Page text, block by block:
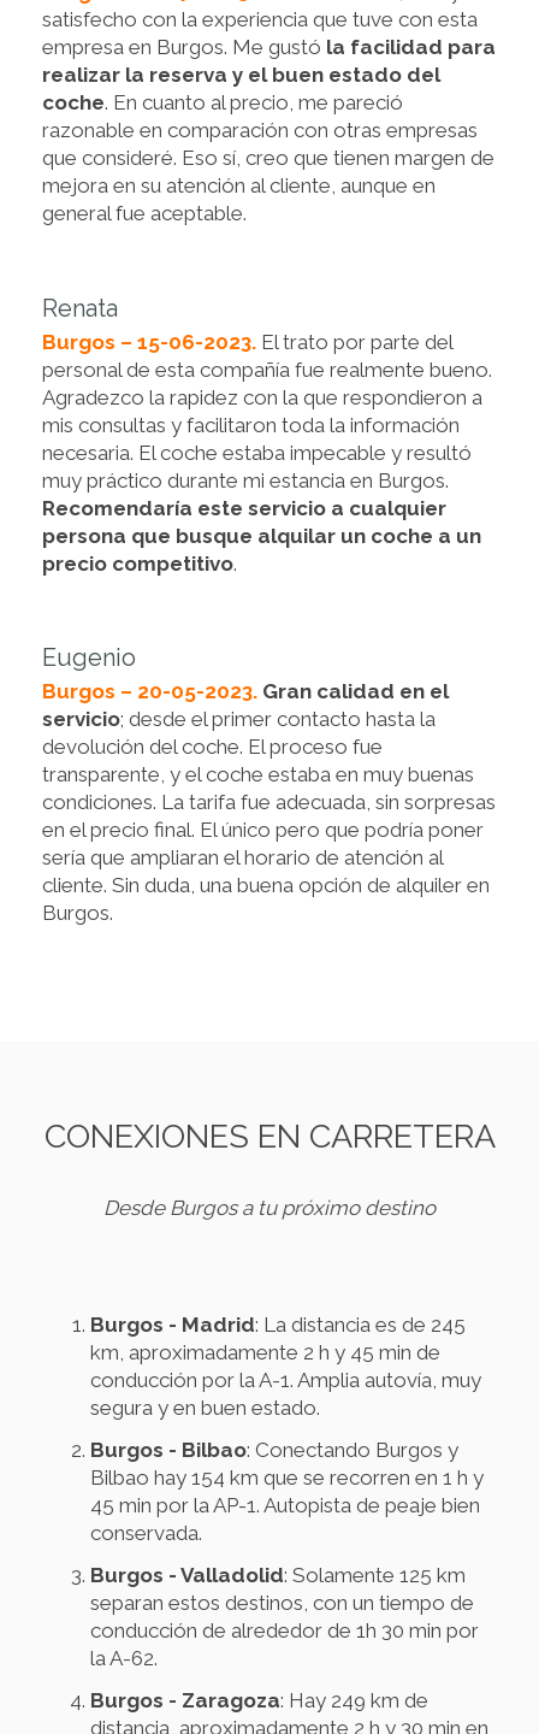
satisfecho con la experiencia que tuve con esta
empresa en Burgos. Me gustó la facilidad para
realizar la reserva y el buen estado del
coche. En cuanto al precio, me pareció
razonable en comparación con otras empresas
que consideré. Eso sí, creo que tienen margen de
mejora en su atención al cliente, aunque en
general fue aceptable.
Renata
Burgos – 15-06-2023. El trato por parte del
personal de esta compañía fue realmente bueno.
Agradezco la rapidez con la que respondieron a
mis consultas y facilitaron toda la información
necesaria. El coche estaba impecable y resultó
muy práctico durante mi estancia en Burgos.
Recomendaría este servicio a cualquier
persona que busque alquilar un coche a un
precio competitivo.
Eugenio
Burgos – 20-05-2023. Gran calidad en el
servicio; desde el primer contacto hasta la
devolución del coche. El proceso fue
transparente, y el coche estaba en muy buenas
condiciones. La tarifa fue adecuada, sin sorpresas
en el precio final. El único pero que podría poner
sería que ampliaran el horario de atención al
cliente. Sin duda, una buena opción de alquiler en
Burgos.
CONEXIONES EN CARRETERA
Desde Burgos a tu próximo destino
Burgos - Madrid: La distancia es de 245
km, aproximadamente 2 h y 45 min de
conducción por la A-1. Amplia autovía, muy
segura y en buen estado.
Burgos - Bilbao: Conectando Burgos y
Bilbao hay 154 km que se recorren en 1 h y
45 min por la AP-1. Autopista de peaje bien
conservada.
Burgos - Valladolid: Solamente 125 km
separan estos destinos, con un tiempo de
conducción de alrededor de 1h 30 min por
la A-62.
Burgos - Zaragoza: Hay 249 km de
distancia, aproximadamente 2 h y 30 min en